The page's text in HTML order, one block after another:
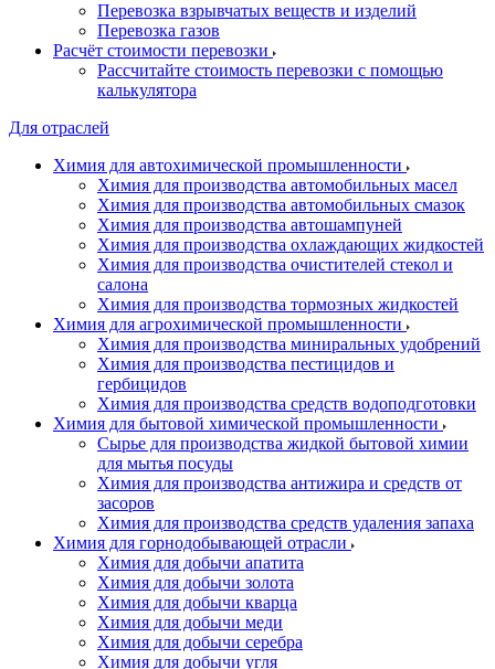
Перевозка взрывчатых веществ и изделий
Перевозка газов
Расчёт стоимости перевозки
Рассчитайте стоимость перевозки с помощью
калькулятора
Для отраслей
Химия для автохимической промышленности
Химия для производства автомобильных масел
Химия для производства автомобильных смазок
Химия для производства автошампуней
Химия для производства охлаждающих жидкостей
Химия для производства очистителей стекол и
салона
Химия для производства тормозных жидкостей
Химия для агрохимической промышленности
Химия для производства миниральных удобрений
Химия для производства пестицидов и
гербицидов
Химия для производства средств водоподготовки
Химия для бытовой химической промышленности
Сырье для производства жидкой бытовой химии
для мытья посуды
Химия для производства антижира и средств от
засоров
Химия для производства средств удаления запаха
Химия для горнодобывающей отрасли
Химия для добычи апатита
Химия для добычи золота
Химия для добычи кварца
Химия для добычи меди
Химия для добычи серебра
Химия для добычи угля